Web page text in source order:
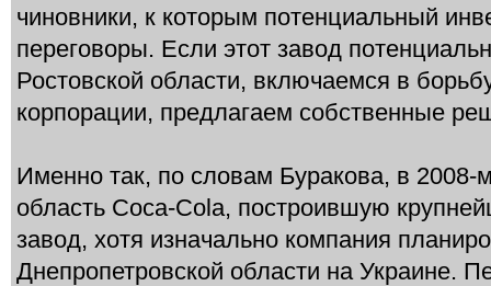
чиновники, к которым потенциальный
переговоры. Если этот завод
Ростовской области, включаемся в
корпорации, предлагаем собственные
Именно так, по словам Буракова, в 2008-
область Coca-Cola, построившую
завод, хотя изначально компания
Днепропетровской области на Украине.